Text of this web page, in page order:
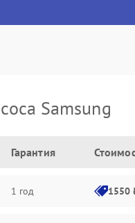
Samsung
Гарантия
1 год 1550